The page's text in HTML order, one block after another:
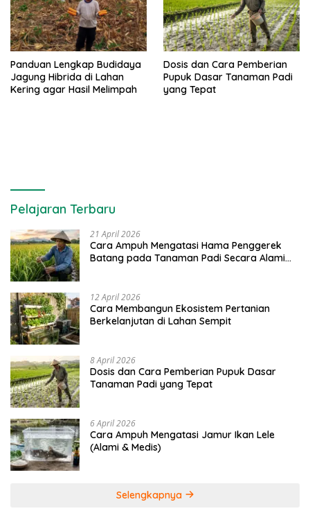
Panduan Lengkap Budidaya
Jagung Hibrida di Lahan
Kering agar Hasil Melimpah
Dosis dan Cara Pemberian
Pupuk Dasar Tanaman Padi
yang Tepat
Pelajaran Terbaru
21 April 2026
Cara Ampuh Mengatasi Hama Penggerek
Batang pada Tanaman Padi Secara Alami
12 April 2026
Cara Membangun Ekosistem Pertanian
Berkelanjutan di Lahan Sempit
8 April 2026
Dosis dan Cara Pemberian Pupuk Dasar
Tanaman Padi yang Tepat
6 April 2026
Cara Ampuh Mengatasi Jamur Ikan Lele
(Alami & Medis)
Selengkapnya